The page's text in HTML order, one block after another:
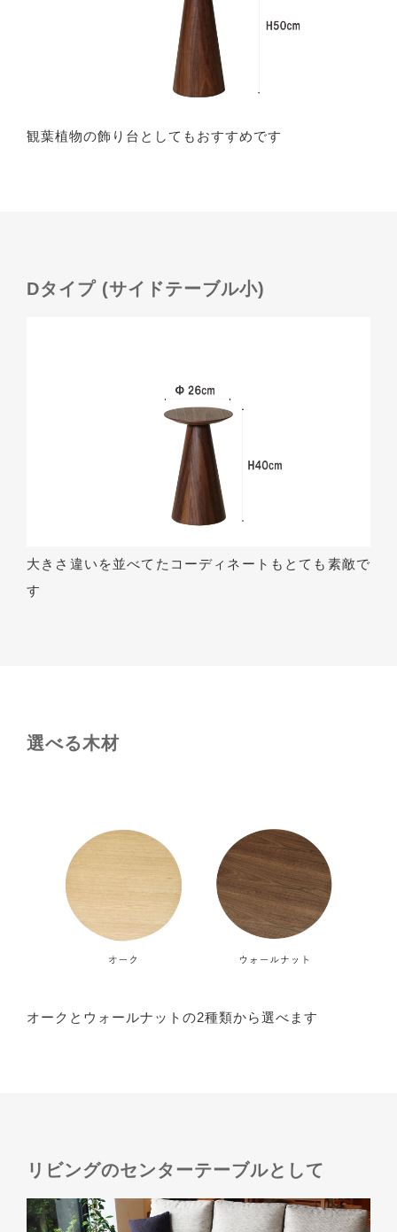
観葉植物の飾り台としてもおすすめです
Dタイプ (サイドテーブル小)
大きさ違いを並べてたコーディネートもとても素敵で
す
選べる木材
オークとウォールナットの2種類から選べます
リビングのセンターテーブルとして